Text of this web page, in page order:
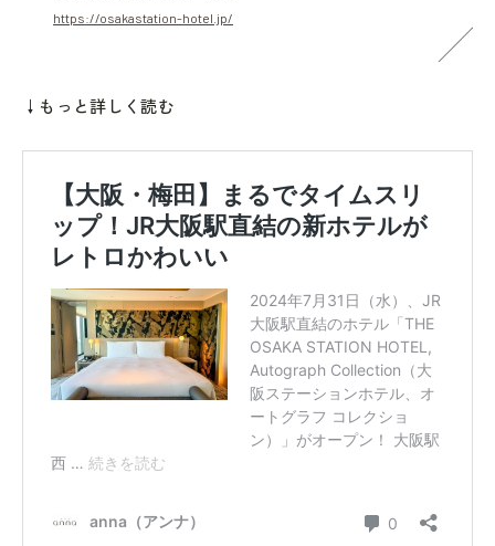
https://osakastation-hotel.jp/
↓もっと詳しく読む